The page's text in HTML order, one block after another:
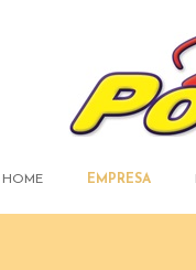
HOME EMPRESA